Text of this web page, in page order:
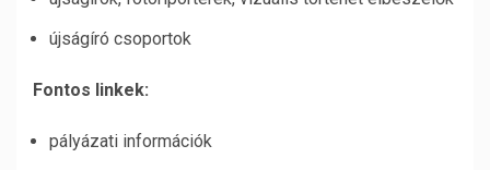
újságíró csoportok
Fontos linkek:
pályázati információk